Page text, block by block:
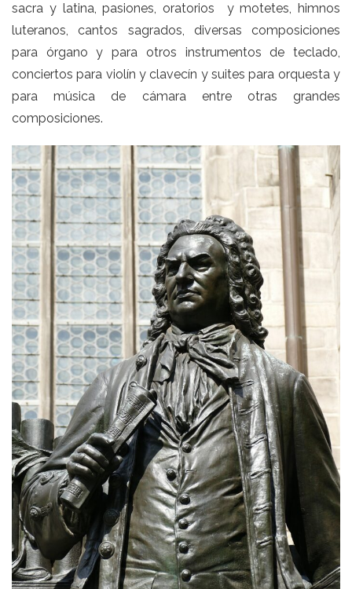
sacra y latina, pasiones, oratorios y motetes, himnos
luteranos, cantos sagrados, diversas composiciones
para órgano y para otros instrumentos de teclado,
conciertos para violín y clavecín y suites para orquesta y
para música de cámara entre otras grandes
composiciones.